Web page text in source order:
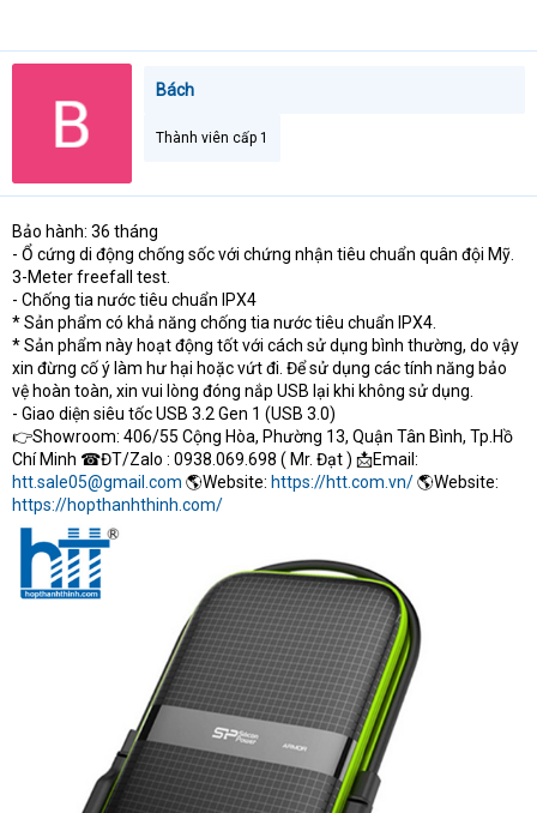
Bách
Thành viên cấp 1
Bảo hành: 36 tháng
- Ổ cứng di động chống sốc với chứng nhận tiêu chuẩn quân đội Mỹ.
3-Meter freefall test.
- Chống tia nước tiêu chuẩn IPX4
* Sản phẩm có khả năng chống tia nước tiêu chuẩn IPX4.
* Sản phẩm này hoạt động tốt với cách sử dụng bình thường, do vậy
xin đừng cố ý làm hư hại hoặc vứt đi. Để sử dụng các tính năng bảo
vệ hoàn toàn, xin vui lòng đóng nắp USB lại khi không sử dụng.
- Giao diện siêu tốc USB 3.2 Gen 1 (USB 3.0)
👉Showroom: 406/55 Cộng Hòa, Phường 13, Quận Tân Bình, Tp.Hồ
Chí Minh ☎ĐT/Zalo : 0938.069.698 ( Mr. Đạt ) 📩Email:
htt.sale05@gmail.com 🌎Website: https://htt.com.vn/🌎Website:
https://hopthanhthinh.com/